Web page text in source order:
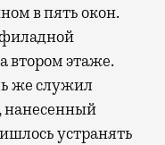
в пять окон.
втором этаже.
же служил
нанесенный
устранять